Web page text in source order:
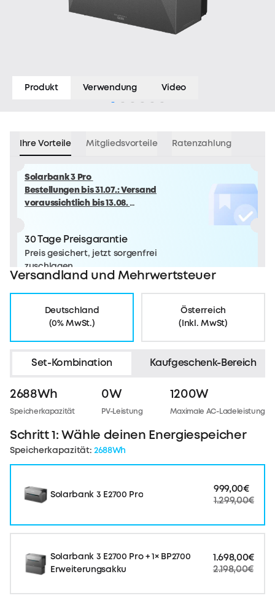
Produkt Verwendung Video
Ihre Vorteile Mitgliedsvorteile Ratenzahlung
Solarbank 3 Pro
Bestellungen bis 31.07.: Versand
voraussichtlich bis 13.08.
30 Tage Preisgarantie
Preis gesichert, jetzt sorgenfrei
zuschlagen.
Versandland und Mehrwertsteuer
Deutschland
(0% MwSt.)
Österreich
(Inkl. MwSt)
Set-Kombination Kaufgeschenk-Bereich
2688Wh
Speicherkapazität
0W
PV-Leistung
1200W
Maximale AC-Ladeleistung
Schritt 1: Wähle deinen Energiespeicher
Speicherkapazität: 2688Wh
Solarbank 3 E2700 Pro
999,00€
1.299,00€
Solarbank 3 E2700 Pro + 1× BP2700
Erweiterungsakku
1.698,00€
2.198,00€